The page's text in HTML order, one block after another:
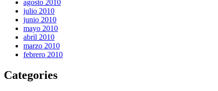
agosto 2010
julio 2010
junio 2010
mayo 2010
abril 2010
marzo 2010
febrero 2010
Categories